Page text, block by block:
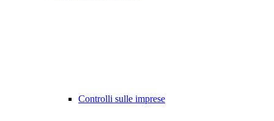
Controlli sulle imprese